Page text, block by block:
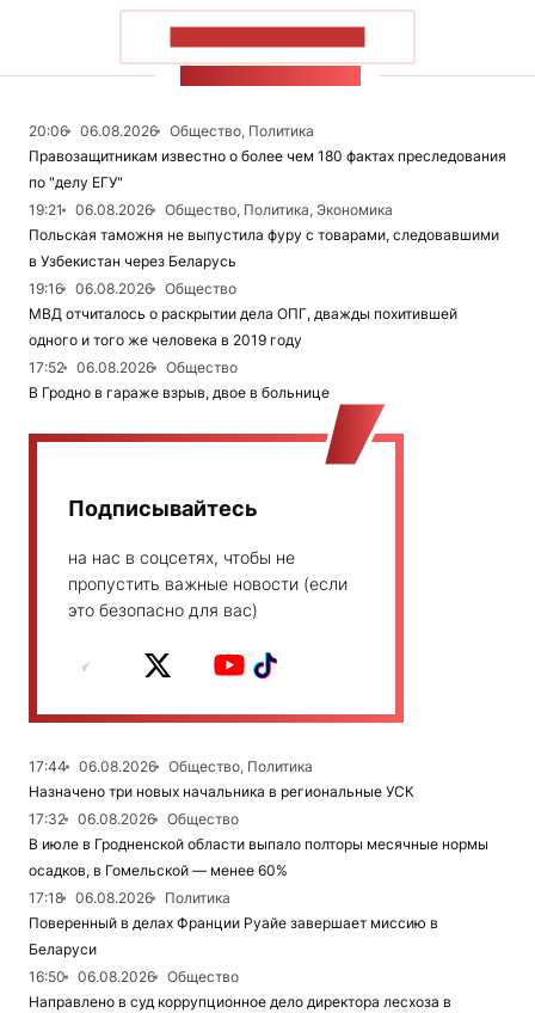
20:06 06.08.2026
Общество, Политика
Правозащитникам известно о более чем 180 фактах преследования
по "делу ЕГУ"
19:21
06.08.2026
Общество, Политика, Экономика
Польская таможня не выпустила фуру с товарами, следовавшими
в Узбекистан через Беларусь
19:16
06.08.2026
Общество
МВД отчиталось о раскрытии дела ОПГ, дважды похитившей
одного и того же человека в 2019 году
17:52
06.08.2026
Общество
В Гродно в гараже взрыв, двое в больнице
Подписывайтесь
на нас в соцсетях, чтобы не
пропустить важные новости (если
это безопасно для вас)
17:44 06.08.2026
Общество, Политика
Назначено три новых начальника в региональные УСК
17:32
06.08.2026
Общество
В июле в Гродненской области выпало полторы месячные нормы
осадков, в Гомельской — менее 60%
17:18
06.08.2026
Политика
Поверенный в делах Франции Руайе завершает миссию в
Беларуси
16:50
06.08.2026
Общество
Направлено в суд коррупционное дело директора лесхоза в